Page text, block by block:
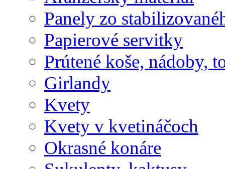
Panely zo
Papierové servitky
Prútené koše, nádoby,
Girlandy
Kvety
Kvety v kvetináčoch
Okrasné konáre